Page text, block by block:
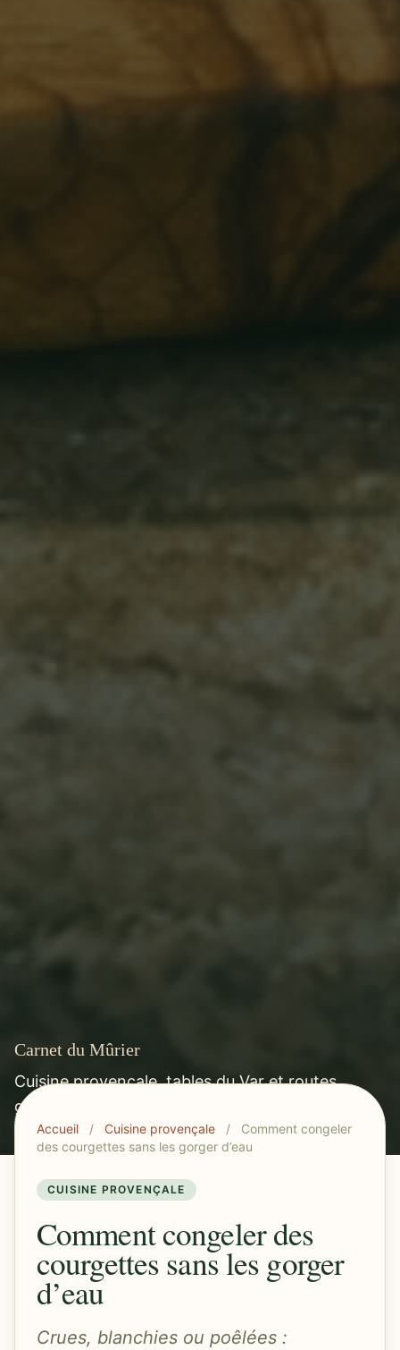
Carnet du Mûrier
Cuisine provençale, tables du Var et routes
gourmandes méditerranéennes.
Accueil / Cuisine provençale /
Comment congeler
des courgettes sans les gorger d’eau
CUISINE PROVENÇALE
Comment congeler des
courgettes sans les gorger
d’eau
Crues, blanchies ou poêlées :